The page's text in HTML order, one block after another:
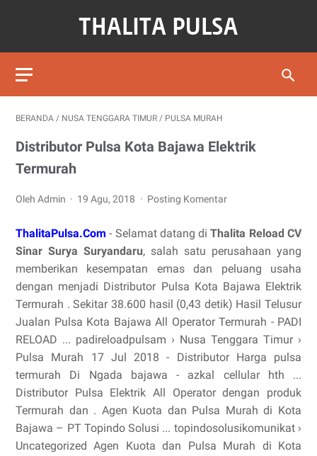
BERANDA / NUSA TENGGARA TIMUR / PULSA MURAH
Distributor Pulsa Kota Bajawa Elektrik
Termurah
Oleh Admin 19 Agu, 2018 Posting Komentar
ThalitaPulsa.Com - Selamat datang diThalita Reload CV
Sinar Surya Suryandaru, salah satu perusahaan yang
memberikan kesempatan emas dan peluang usaha
dengan menjadi Distributor Pulsa Kota Bajawa Elektrik
Termurah . Sekitar 38.600 hasil (0,43 detik) Hasil Telusur
Jualan Pulsa Kota Bajawa All Operator Termurah - PADI
RELOAD ... padireloadpulsam › Nusa Tenggara Timur ›
Pulsa Murah 17 Jul 2018 - Distributor Harga pulsa
termurah Di Ngada bajawa - azkal cellular hth ...
Distributor Pulsa Elektrik All Operator dengan produk
Termurah dan . Agen Kuota dan Pulsa Murah di Kota
Bajawa – PT Topindo Solusi ... topindosolusikomunikat ›
Uncategorized Agen Kuota dan Pulsa Murah di Kota